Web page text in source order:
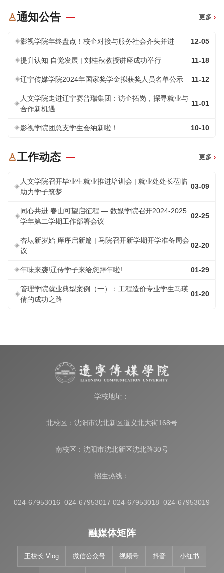
♙通知公告 更多 ›
影视学院年终盘点！校企对接与服务社会齐头并进 12-05
提升认知 自觉发展 | 刘桂秋教授讲座成功举行 11-18
辽宁传媒学院2024年国家奖学金拟获奖人员名单公示 11-12
人文学院走进辽宁赛普瑞集团：访企拓岗，探寻就业与
合作新机遇
11-01
影视学院团总支学生会纳新啦！ 10-10
♙工作动态 更多 ›
人文学院召开毕业生就业推进培训会 | 就业处处长莅临
助力学子筑梦
03-09
同心共进 春山可望启征程 — 数媒学院召开2024-2025
学年第二学期工作部署会议
02-25
杏坛新岁始 庠序启新篇 | 马院召开新学期开学准备周会
议
02-20
年味来袭!辽传学子来给您拜年啦! 01-29
管理学院就业典型案例（一）：工程造价专业学生马瑛
倩的成功之路
01-20
学校地址：
北校区：沈阳市沈北新区道义北大街168号
南校区：沈阳市沈北新区沈北路30号
招生热线：
024-67953016 024-67953017 024-67953018 024-67953019
融媒体矩阵
王校长 Vlog 微信公众号 视频号 抖音 小红书